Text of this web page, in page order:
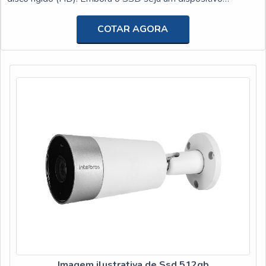
atuação no mercado de aparelhos eletrônicos, o Grupo T2W
mas não sabe onde encontrar. Entre em contato para saber
mais sobre!
relativamente novo, ele já ocupa espaço de mercado e
possui uma série de diferenciais que podem mudar o
andamento da rotina diária. Em outras palavras, trata-se de
um circuito integrado semicondutor responsável pelo
importante esclarecer que comparado ao HD, o SSD de
240gb representa um grande desenvolvimento interno,
principalmente no âmbito de eliminação de partes mecânicas.
E como mencionado acima, isso reduzirá a vibração e,
portanto, tornará o SSD mais silencioso. Outro ponto que
a resistência de um computador portátil. Entre outras
COTAR AGORA